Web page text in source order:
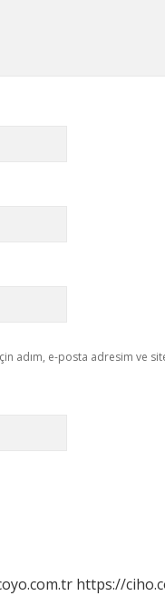
adım, e-posta adresim ve
https://